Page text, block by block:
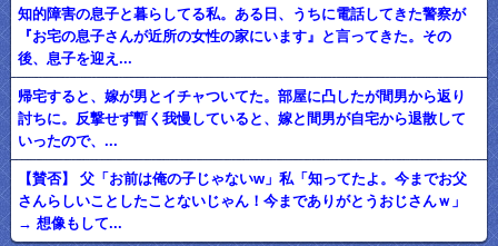
知的障害の息子と暮らしてる私。ある日、うちに電話してきた警察が
『お宅の息子さんが近所の女性の家にいます』と言ってきた。その
後、息子を迎え...
帰宅すると、嫁が男とイチャついてた。部屋に凸したが間男から返り
討ちに。反撃せず暫く我慢していると、嫁と間男が自宅から退散して
いったので、...
【賛否】 父「お前は俺の子じゃないw」私「知ってたよ。今までお父
さんらしいことしたことないじゃん！今までありがとうおじさんｗ」
→ 想像もして...